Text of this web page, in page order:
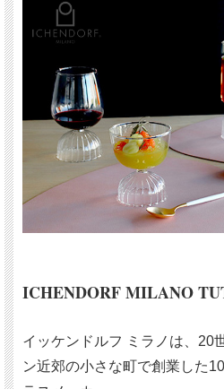
ICHENDORF MILANO
イッケンドルフ ミラノは、20
ン近郊の小さな町で創業した